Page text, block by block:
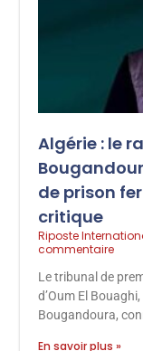
Algérie : le
de prison
critique
Riposte
commentaire
Le tribunal de
d’Oum El
Bougandoura,
En savoir plus »